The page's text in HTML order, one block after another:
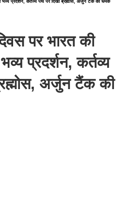
प्रदर्शन, कर्तव्य पथ पर दिखी ब्रह्मोस, अर्जुन टैंक की धमक
पर भारत की
प्रदर्शन, कर्तव्य
अर्जुन टैंक की